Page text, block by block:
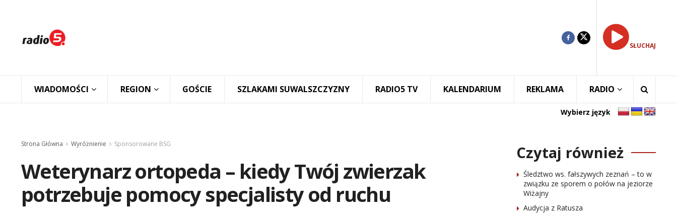
SŁUCHAJ
WIADOMOŚCI REGION GOŚCIE SZLAKAMI SUWALSZCZYZNY RADIO5 TV KALENDARIUM REKLAMA RADIO
Wybierz język
Strona Główna Wyróżnienie Sponsorowane BSG
Weterynarz ortopeda – kiedy Twój zwierzak
potrzebuje pomocy specjalisty od ruchu
Czytaj również
Śledztwo ws. fałszywych zeznań – to w
związku ze sporem o połów na jeziorze
Wiżajny
Audycja z Ratusza